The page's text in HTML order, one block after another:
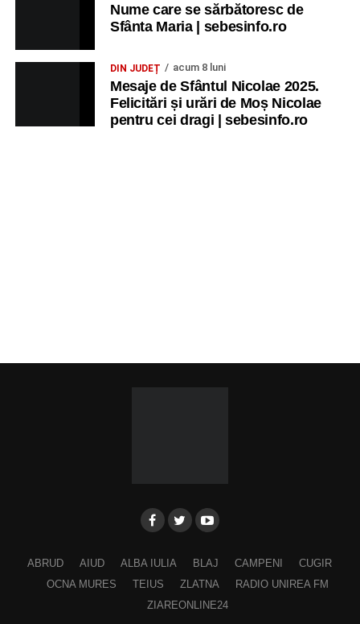
Nume care se sărbătoresc de
Sfânta Maria | sebesinfo.ro
DIN JUDEȚ acum 8 luni
Mesaje de Sfântul Nicolae 2025.
Felicitări și urări de Moș Nicolae
pentru cei dragi | sebesinfo.ro
ABRUD AIUD ALBA IULIA BLAJ CAMPENI
CUGIR
OCNA MURES
TEIUS ZLATNA
RADIO UNIREA FM
ZIAREONLINE24